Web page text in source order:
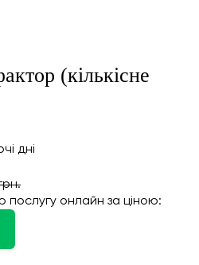
(кількісне
дні
послугу онлайн за ціною: